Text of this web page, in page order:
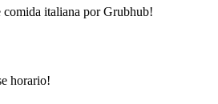
italiana por Grubhub!
horario!